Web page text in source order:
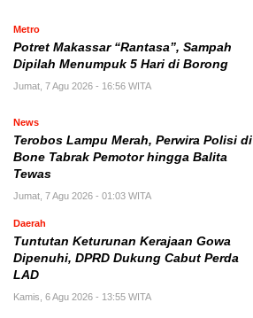
Metro
Potret Makassar “Rantasa”, Sampah
Dipilah Menumpuk 5 Hari di Borong
Jumat, 7 Agu 2026 - 16:56 WITA
News
Terobos Lampu Merah, Perwira Polisi di
Bone Tabrak Pemotor hingga Balita
Tewas
Jumat, 7 Agu 2026 - 01:03 WITA
Daerah
Tuntutan Keturunan Kerajaan Gowa
Dipenuhi, DPRD Dukung Cabut Perda
LAD
Kamis, 6 Agu 2026 - 13:55 WITA